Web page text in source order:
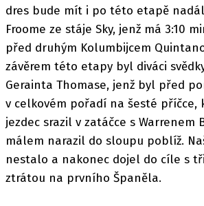
dres bude mít i po této etapě
Froome ze stáje Sky, jenž má 3:10
před druhým Kolumbijcem
závěrem této etapy byl diváci
Gerainta Thomase, jenž byl před
v celkovém pořadí na šesté příčce,
jezdec srazil v zatáčce s Warrenem
málem narazil do sloupu poblíž.
nestalo a nakonec dojel do cíle s
ztrátou na prvního Španěla.